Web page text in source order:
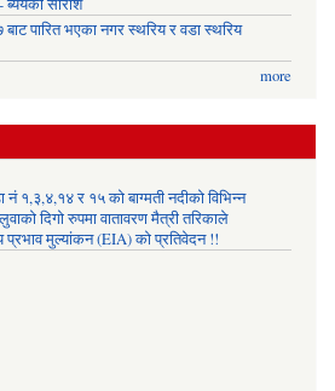
सारांश
पारित भएका नगर स्थरिय र वडा स्थरिय
more
नं १,३,४,१४ र १५ को बाग्मती नदीको विभिन्न
दिगो रुपमा वातावरण मैत्री तरिकाले
प्रभाव मुल्यांकन (EIA) को प्रतिवेदन !!